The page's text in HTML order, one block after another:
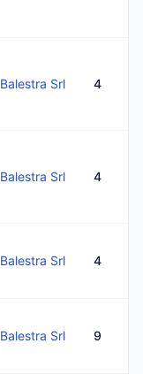
Balestra Srl 4
Balestra Srl 4
Balestra Srl 4
Balestra Srl 9